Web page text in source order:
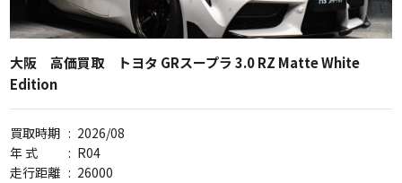
大阪 高価買取 トヨタ GRスープラ 3.0 RZ Matte White
Edition
買取時期 : 2026/08
年 式
: R04
走行距離 : 26000